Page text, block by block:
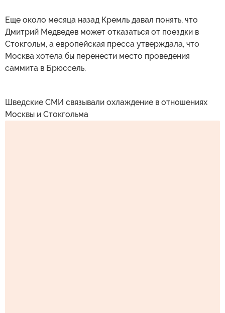
Еще около месяца назад Кремль давал понять, что
Дмитрий Медведев может отказаться от поездки в
Стокгольм, а европейская пресса утверждала, что
Москва хотела бы перенести место проведения
саммита в Брюссель.
Шведские СМИ связывали охлаждение в отношениях
Москвы и Стокгольма